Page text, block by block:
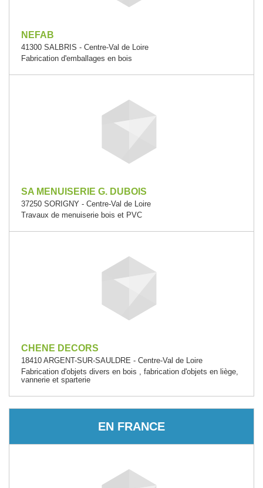
NEFAB
41300 SALBRIS - Centre-Val de Loire
Fabrication d'emballages en bois
SA MENUISERIE G. DUBOIS
37250 SORIGNY - Centre-Val de Loire
Travaux de menuiserie bois et PVC
CHENE DECORS
18410 ARGENT-SUR-SAULDRE - Centre-Val de Loire
Fabrication d'objets divers en bois , fabrication d'objets en liège,
vannerie et sparterie
EN FRANCE